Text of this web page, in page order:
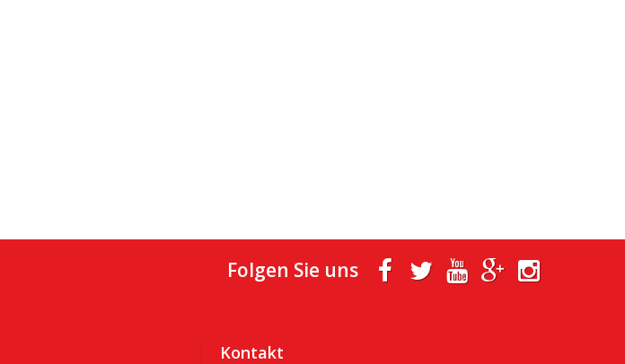
Folgen Sie uns
Kontakt